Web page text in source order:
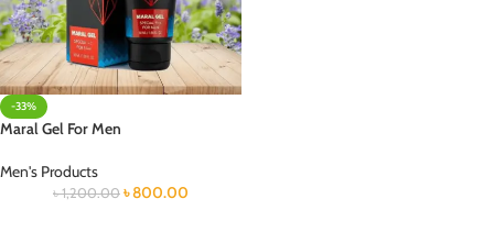
-33%
Maral Gel For Men
Men's Products
৳1,200.00 ৳800.00